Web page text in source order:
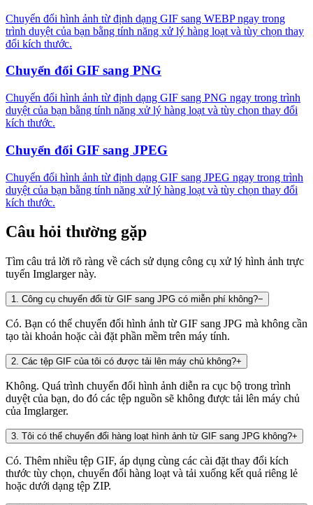
Chuyển đổi hình ảnh từ định dạng GIF sang WEBP ngay trong
trình duyệt của bạn bằng tính năng xử lý hàng loạt và tùy chọn thay
đổi kích thước.
Chuyển đổi GIF sang PNG
Chuyển đổi hình ảnh từ định dạng GIF sang PNG ngay trong trình
duyệt của bạn bằng tính năng xử lý hàng loạt và tùy chọn thay đổi
kích thước.
Chuyển đổi GIF sang JPEG
Chuyển đổi hình ảnh từ định dạng GIF sang JPEG ngay trong trình
duyệt của bạn bằng tính năng xử lý hàng loạt và tùy chọn thay đổi
kích thước.
Câu hỏi thường gặp
Tìm câu trả lời rõ ràng về cách sử dụng công cụ xử lý hình ảnh trực
tuyến Imglarger này.
1. Công cụ chuyển đổi từ GIF sang JPG có miễn phí không?−
Có. Bạn có thể chuyển đổi hình ảnh từ GIF sang JPG mà không cần
tạo tài khoản hoặc cài đặt phần mềm trên máy tính.
2. Các tệp GIF của tôi có được tải lên máy chủ không?+
Không. Quá trình chuyển đổi hình ảnh diễn ra cục bộ trong trình
duyệt của bạn, do đó các tệp nguồn sẽ không được tải lên máy chủ
của Imglarger.
3. Tôi có thể chuyển đổi hàng loạt hình ảnh từ GIF sang JPG không?+
Có. Thêm nhiều tệp GIF, áp dụng cùng các cài đặt thay đổi kích
thước tùy chọn, chuyển đổi hàng loạt và tải xuống kết quả riêng lẻ
hoặc dưới dạng tệp ZIP.